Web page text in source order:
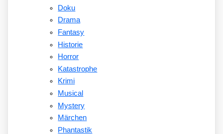
Doku
Drama
Fantasy
Historie
Horror
Katastrophe
Krimi
Musical
Mystery
Märchen
Phantastik